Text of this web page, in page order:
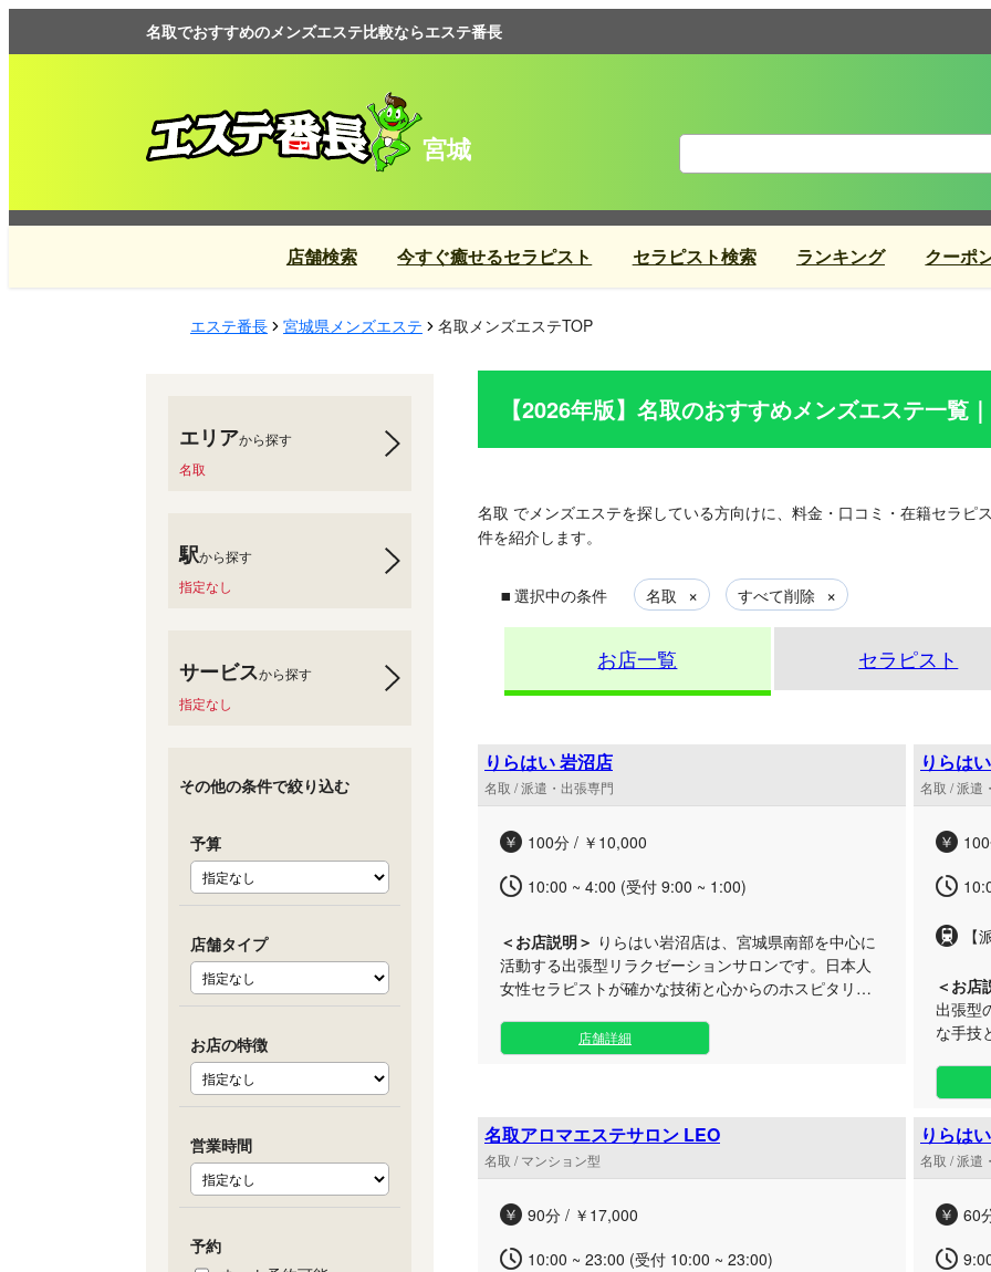
名取でおすすめのメンズエステ比較ならエステ番長
宮城
店舗検索 今すぐ癒せるセラピスト セラピスト検索 ランキング クーポ
エステ番長 宮城県メンズエステ 名取メンズエステTOP
【2026年版】 名取のおすすめメンズエステ一覧
名取 でメンズエステを探している方向けに、料金・口コミ・在籍セラ
件を紹介します。
▪ 選択中の条件 名取 × すべて削除 ×
お店一覧 セラピスト
りらはい 岩沼店
名取 / 派遣・出張専門
100分 / ￥10,000
10:00 ~ 4:00 (受付 9:00 ~ 1:00)
＜お店説明＞ りらはい岩沼店は、宮城県南部を中心に
活動する出張型リラクゼーションサロンです。日本人
女性セラピストが確かな技術と心からのホスピタリテ
ご自身のペースで寛ぎたい大人の方に最適です。ご滞
よいマッサージをご提供します。きめ細やかで親切丁
寧な接客により、心身の緊張を優しく解きほぐしま
す。 お仕事終わりのリフレッシュや、ご就寝前のリラ
じめとした広範囲へ迅速に駆けつけますので、お時間
に少し余裕をもってご予約いただくとスムーズにご案
内が可能です。皆様に心からの安心と安らぎをお届け
店舗詳細
りらは
名取 / 派遣
【
＜お店
出張型
な手技
心身を
てお
のまま
卓越し
してい
に合わせ
名取アロマエステサロン LEO
名取 / マンション型
90分 / ￥17,000
10:00 ~ 23:00 (受付 10:00 ~ 23:00)
りらは
名取 / 派遣
60
エリアから探す
名取
駅から探す
指定なし
サービスから探す
指定なし
その他の条件で絞り込む
予算
店舗タイプ
お店の特徴
営業時間
予約